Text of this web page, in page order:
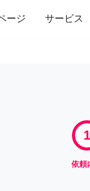
ージ サービス
組立 家事
1
依頼